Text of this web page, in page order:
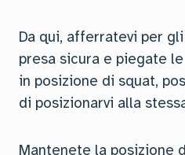
Da qui, afferratevi per
presa sicura e piegate
in posizione di squat,
di posizionarvi alla
Mantenete la posizione